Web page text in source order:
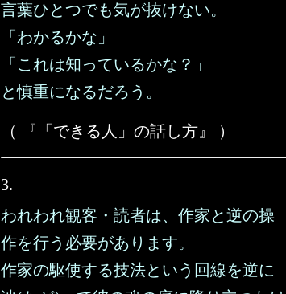
言葉ひとつでも気が抜けない。
「わかるかな」
「これは知っているかな？」
と慎重になるだろう。
（ 『「できる人」の話し方』 ）
3.
われわれ観客・読者は、作家と逆の操
作を行う必要があります。
作家の駆使する技法という回線を逆に